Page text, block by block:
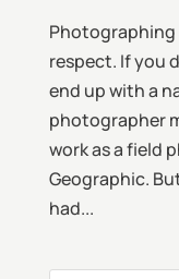
Photographing
respect. If you
end up with a
photographer
work as a field
Geographic.
had...